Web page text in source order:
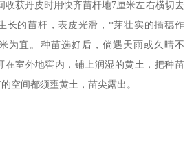
收获丹皮时用快齐苗杆地7厘米左右横切去
长的苗杆，表皮光滑，*芽壮实的插穗作
为宜。种苗选好后，倘遇天雨或久晴不
在室外地窖内，铺上润湿的黄土，把种苗
空间都须壅黄土，苗尖露出。